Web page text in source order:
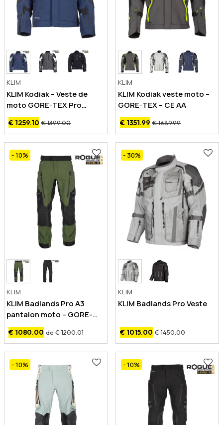
KLIM
KLIM Kodiak – Veste de
moto GORE-TEX Pro
CE/AA
€ 1259.10 € 1399.00
KLIM
KLIM Kodiak veste moto –
GORE-TEX – CE AA
€ 1351.99 € 1689.99
- 10%
KLIM
KLIM Badlands Pro A3
pantalon moto – GORE-
TEX – CE AAA
€ 1080.00 de € 1200.01
- 30%
KLIM
KLIM Badlands Pro Veste
€ 1015.00 € 1450.00
- 10% - 10%